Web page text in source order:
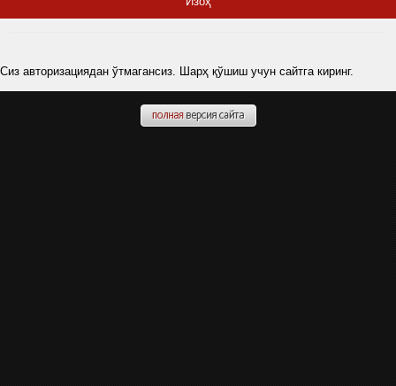
Сиз авторизациядан ўтмагансиз. Шарҳ қўшиш учун сайтга киринг.